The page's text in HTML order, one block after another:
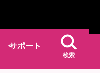
サポート
検索